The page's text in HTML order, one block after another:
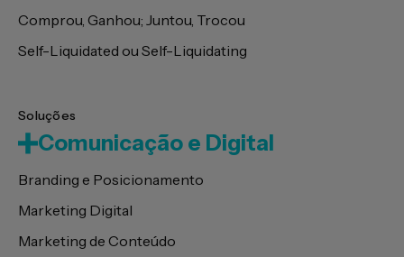
Comprou, Ganhou; Juntou, Trocou
Self-Liquidated ou Self-Liquidating
Soluções
Comunicação e Digital
Branding e Posicionamento
Marketing Digital
Marketing de Conteúdo